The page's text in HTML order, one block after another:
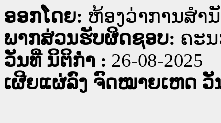
ອອກໂດຍ: ຫ້ອງວ່າການສຳ
ພາກສ່ວນຮັບຜິດຊອບ: ຄະ
ວັນທີ່ ນິຕິກໍາ : 26-08-2025
ເຜີຍແຜ່ລົງ ຈົດໝາຍເຫດ ວັ